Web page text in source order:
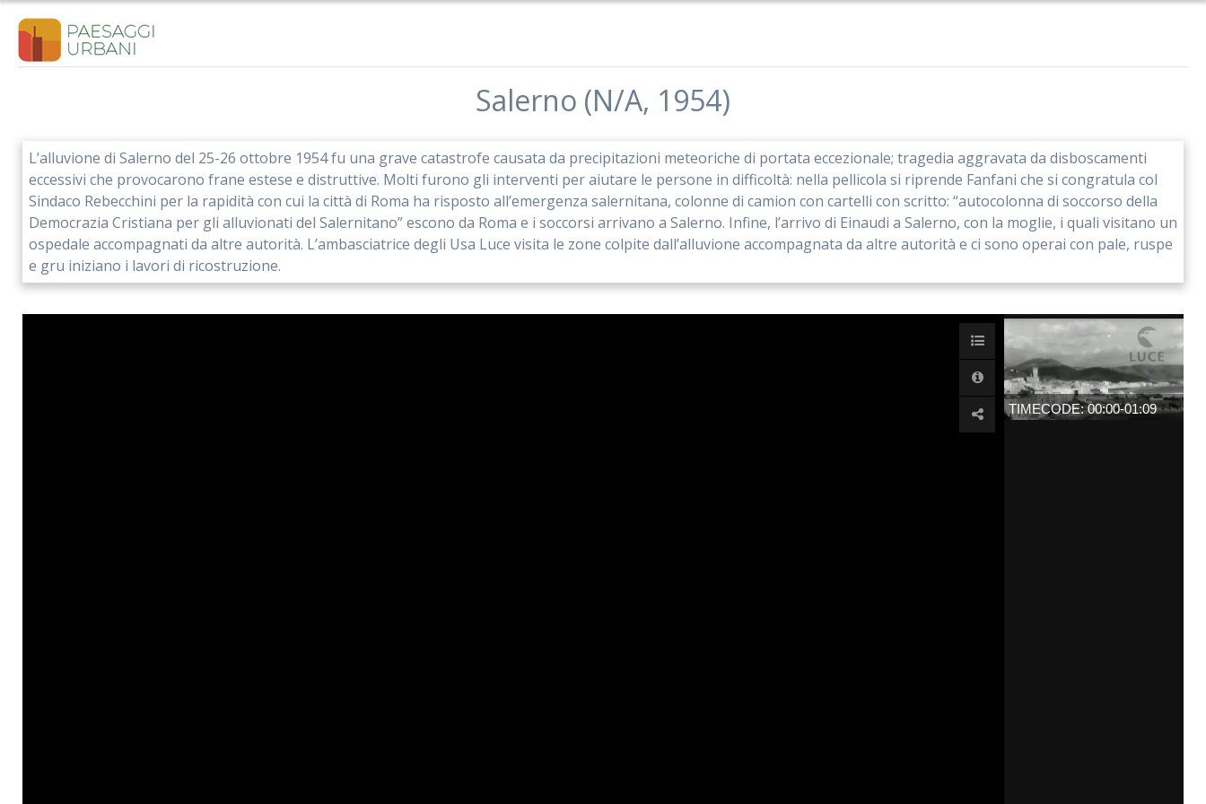
contenuto
Salerno (N/A, 1954)
L’alluvione di Salerno del 25-26 ottobre 1954 fu una grave catastrofe causata da precipitazioni meteoriche di portata eccezionale; tragedia aggravata da disboscamenti
eccessivi che provocarono frane estese e distruttive. Molti furono gli interventi per aiutare le persone in difficoltà: nella pellicola si riprende Fanfani che si congratula col
Sindaco Rebecchini per la rapidità con cui la città di Roma ha risposto all’emergenza salernitana, colonne di camion con cartelli con scritto: “autocolonna di soccorso della
Democrazia Cristiana per gli alluvionati del Salernitano” escono da Roma e i soccorsi arrivano a Salerno. Infine, l’arrivo di Einaudi a Salerno, con la moglie, i quali visitano un
ospedale accompagnati da altre autorità. L’ambasciatrice degli Usa Luce visita le zone colpite dall’alluvione accompagnata da altre autorità e ci sono operai con pale, ruspe
e gru iniziano i lavori di ricostruzione.
TIMECODE: 00:00-01:09